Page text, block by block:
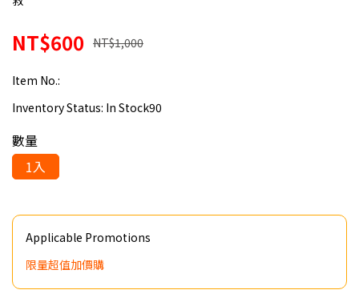
NT$600 NT$1,000
Item No.:
Inventory Status: In Stock90
數量
1入
Applicable Promotions
限量超值加價購